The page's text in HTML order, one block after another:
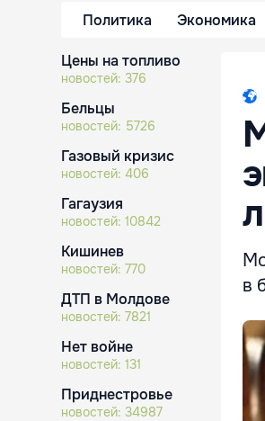
Политика Экономика
Цены на топливо
новостей: 376
Бельцы
новостей: 5726
Газовый кризис
новостей: 406
Гагаузия
новостей: 10842
Кишинев
новостей: 770
ДТП в Молдове
новостей: 7821
Нет войне
новостей: 131
Приднестровье
новостей: 34987
в